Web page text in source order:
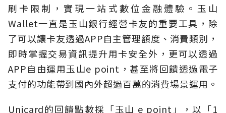
刷卡限制，實現一站式數位金融體驗。玉山
Wallet一直是玉山銀行經營卡友的重要工具，除
了可以讓卡友透過APP自主管理額度、消費類別，
即時掌握交易資訊提升用卡安全外，更可以透過
APP自由運用玉山e point，甚至將回饋透過電子
支付的功能帶到國內外超過百萬的消費場景運用。
Unicard的回饋點數採「玉山 e point」，以「1